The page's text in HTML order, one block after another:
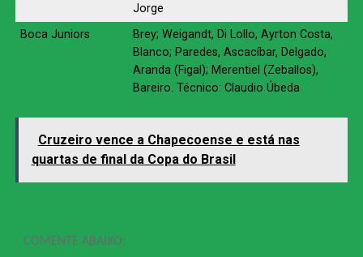
Jorge
Boca Juniors
Brey; Weigandt, Di Lollo, Ayrton Costa,
Blanco; Paredes, Ascacíbar, Delgado,
Aranda (Figal); Merentiel (Zeballos),
Bareiro. Técnico: Claudio Úbeda
Cruzeiro vence a Chapecoense e está nas
quartas de final da Copa do Brasil
COMENTE ABAIXO: